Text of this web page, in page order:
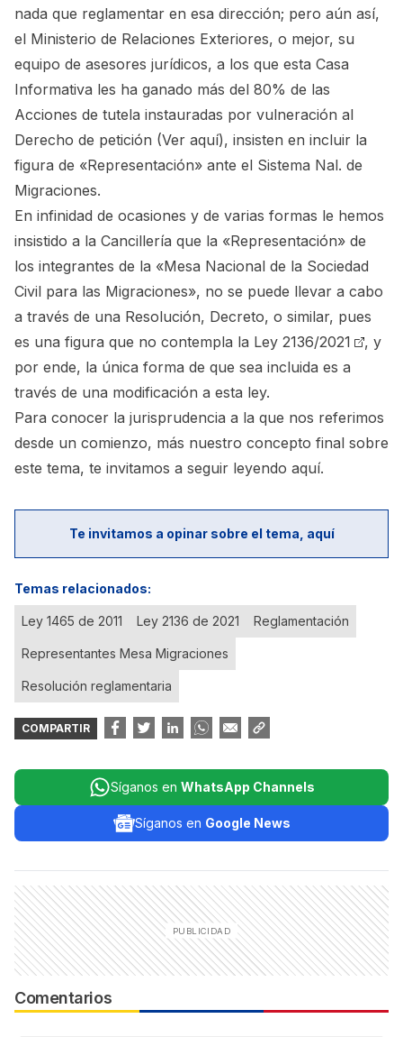
nada que reglamentar en esa dirección; pero aún así,
el Ministerio de Relaciones Exteriores, o mejor, su
equipo de asesores jurídicos, a los que esta Casa
Informativa les ha ganado más del 80% de las
Acciones de tutela instauradas por vulneración al
Derecho de petición (Ver aquí), insisten en incluir la
figura de «Representación» ante el Sistema Nal. de
Migraciones.
En infinidad de ocasiones y de varias formas le hemos
insistido a la Cancillería que la «Representación» de
los integrantes de la «Mesa Nacional de la Sociedad
Civil para las Migraciones», no se puede llevar a cabo
a través de una Resolución, Decreto, o similar, pues
es una figura que no contempla la Ley 2136/2021
, y
por ende, la única forma de que sea incluida es a
través de una modificación a esta ley.
Para conocer la jurisprudencia a la que nos referimos
desde un comienzo, más nuestro concepto final sobre
este tema, te invitamos a seguir leyendo aquí.
Te invitamos a opinar sobre el tema, aquí
Temas relacionados:
Ley 1465 de 2011 Ley 2136 de 2021 Reglamentación
Representantes Mesa Migraciones
Resolución reglamentaria
COMPARTIR
Síganos en WhatsApp Channels
Síganos en Google News
Comentarios